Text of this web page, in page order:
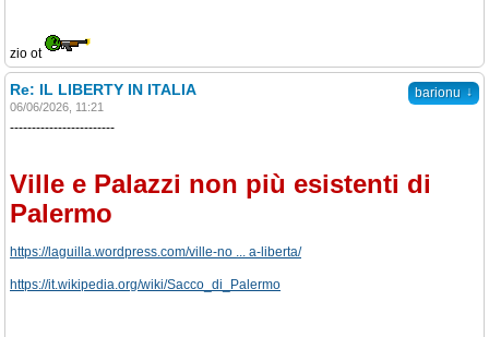
zio ot
barionu ↓
Re: IL LIBERTY IN ITALIA
06/06/2026, 11:21
------------------------
Ville e Palazzi non più esistenti di
Palermo
https://laguilla.wordpress.com/ville-no ... a-liberta/
https://it.wikipedia.org/wiki/Sacco_di_Palermo